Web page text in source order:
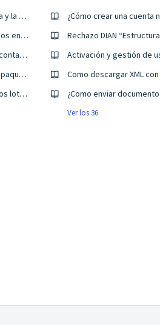
Integración entre Facturas de Compra y la DIAN en nabucoERP
Nuevo visualizador gráfico de procesos en nabucoBPM
Nueva API para creación de cuentas, contactos y oportunidades en nabucoCRM
Nuevas funcionalidades para el Reempaque de Sólidos
Consumo de materias primas según los lotes asignados a la OT
Ver los 36